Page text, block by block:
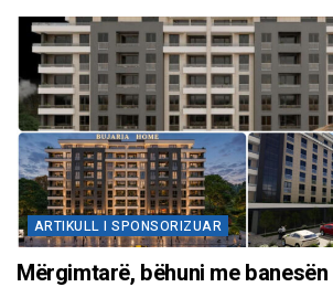
ARTIKULL I SPONSORIZUAR
Mërgimtarë, bëhuni me